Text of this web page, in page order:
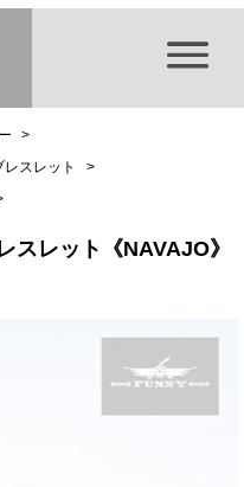
>
レスレット
>
スレット《NAVAJO》